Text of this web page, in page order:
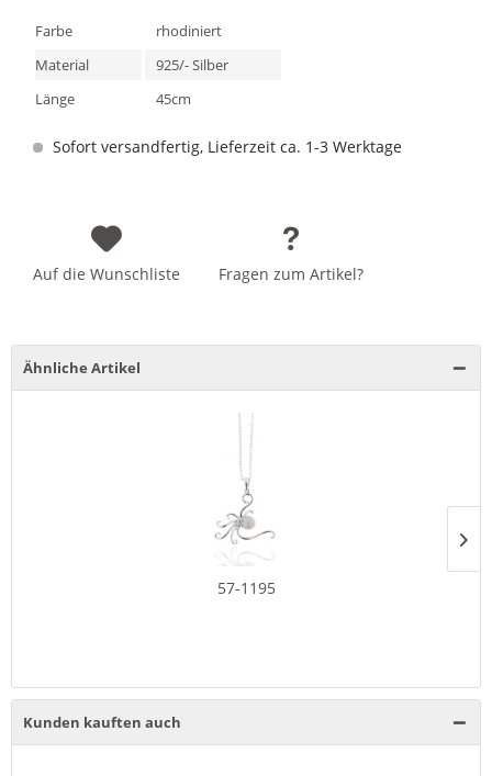
Farbe
rhodiniert
Material
925/- Silber
Länge
45cm
Sofort versandfertig, Lieferzeit ca. 1-3 Werktage
Auf die Wunschliste Fragen zum Artikel?
Ähnliche Artikel
57-1195
Kunden kauften auch